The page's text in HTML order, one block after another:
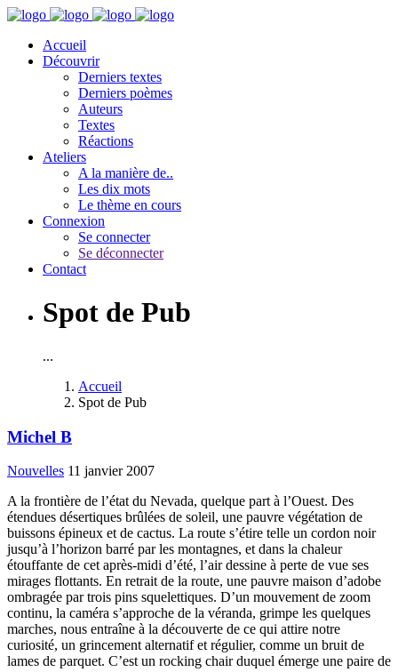
Accueil
Découvrir
Derniers textes
Derniers poèmes
Auteurs
Textes
Réactions
Ateliers
A la manière de..
Les dix mots
Le thème en cours
Connexion
Se connecter
Se déconnecter
Contact
Spot de Pub
...
Accueil
Spot de Pub
Michel B
Nouvelles 11 janvier 2007
A la frontière de l’état du Nevada, quelque part à l’Ouest. Des
étendues désertiques brûlées de soleil, une pauvre végétation de
buissons épineux et de cactus. La route s’étire telle un cordon noir
jusqu’à l’horizon barré par les montagnes, et dans la chaleur
étouffante de cet après-midi d’été, l’air dessine à perte de vue ses
mirages flottants. En retrait de la route, une pauvre maison d’adobe
ombragée par trois pins squelettiques. D’un mouvement de zoom
continu, la caméra s’approche de la véranda, grimpe les quelques
marches, nous entraîne à la découverte de ce qui attire notre
curiosité, un grincement alternatif et régulier, comme un bruit de
lames de parquet. C’est un rocking chair duquel émerge une paire de